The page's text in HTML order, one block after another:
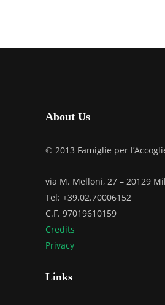
About Us
© 2013 Famiglie per
via M. Melloni, 27 – 20129
Tel: +39.02.70006152
C.F. 97019610159
Credits
Privacy
Links